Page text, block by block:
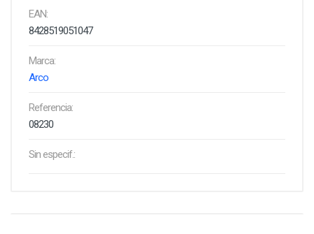
EAN:
8428519051047
Marca:
Arco
Referencia:
08230
Sin especif.: